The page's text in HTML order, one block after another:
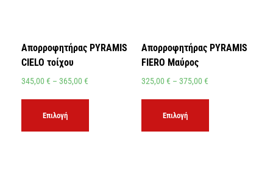
Απορροφητήρας PYRAMIS
CIELO τοίχου
345,00 € – 365,00 €
Επιλογή
Απορροφητήρας PYRAMIS
FIERO Μαύρος
325,00 € – 375,00 €
Επιλογή